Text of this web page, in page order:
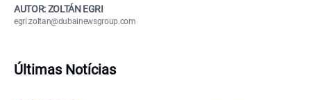
AUTOR: ZOLTÁN EGRI
egri.zoltan@dubainewsgroup.com
Últimas Notícias